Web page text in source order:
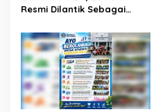
Resmi Dilantik Sebagai
Kendari